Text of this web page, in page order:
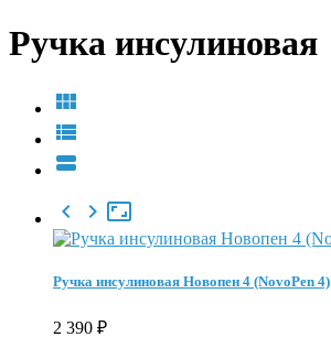
Ручка инсулиновая




 
Ручка инсулиновая Новопен 4 (NovoPen 4)
2 390 ₽